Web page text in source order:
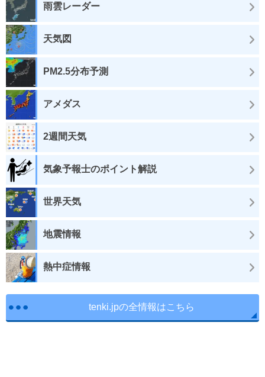
雨雲レーダー
天気図
PM2.5分布予測
アメダス
2週間天気
気象予報士のポイント解説
世界天気
地震情報
熱中症情報
tenki.jpの全情報はこちら